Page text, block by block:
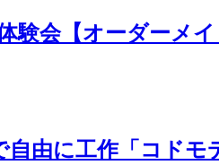
験会【オーダーメ
由に工作「コドモ